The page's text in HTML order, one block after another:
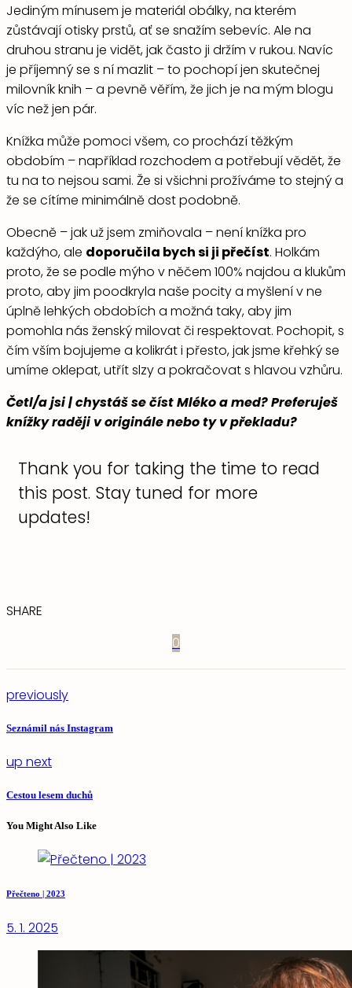
Jediným mínusem je materiál obálky, na kterém
zůstávají otisky prstů, ať se snažím sebevíc. Ale na
druhou stranu je vidět, jak často ji držím v rukou. Navíc
je příjemný se s ní mazlit – to pochopí jen skutečnej
milovník knih – a pevně věřím, že jich je na mým blogu
víc než jen pár.
Knížka může pomoci všem, co prochází těžkým
obdobím – například rozchodem a potřebují vědět, že
tu na to nejsou sami. Že si všichni prožíváme to stejný a
že se cítíme minimálně dost podobně.
Obecně – jak už jsem zmiňovala – není knížka pro
každýho, ale doporučila bych si ji přečíst. Holkám
proto, že se podle mýho v něčem 100% najdou a klukům
proto, aby jim poodkryla naše pocity a myšlení v ne
úplně lehkých obdobích a možná taky, aby jim
pomohla nás ženský milovat či respektovat. Pochopit, s
čím vším bojujeme a kolikrát i přesto, jak jsme křehký se
umíme oklepat, utřít slzy a pokračovat s hlavou vzhůru.
Četl/a jsi | chystáš se číst Mléko a med? Preferuješ
knížky raději v originále nebo ty v překladu?
Thank you for taking the time to read
this post. Stay tuned for more
updates!
SHARE
0
previously
Seznámil nás Instagram
up next
Cestou lesem duchů
You Might Also Like
Přečteno | 2023
5. 1. 2025